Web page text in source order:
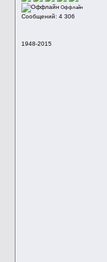
Оффлайн
Сообщений: 4 306
1948-2015